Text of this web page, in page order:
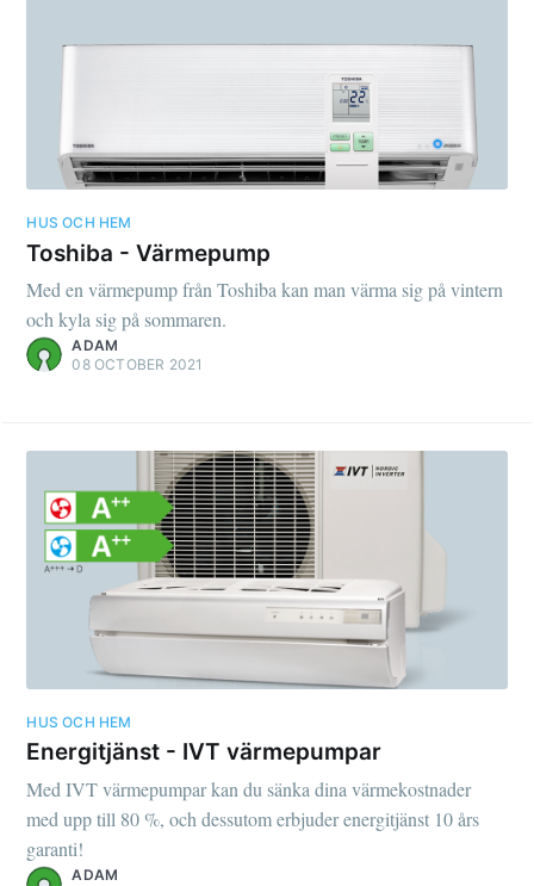
HUS OCH HEM
Toshiba - Värmepump
Med en värmepump från Toshiba kan man värma sig på vintern
och kyla sig på sommaren.
ADAM
08 OCTOBER 2021
HUS OCH HEM
Energitjänst - IVT värmepumpar
Med IVT värmepumpar kan du sänka dina värmekostnader
med upp till 80 %, och dessutom erbjuder energitjänst 10 års
garanti!
ADAM